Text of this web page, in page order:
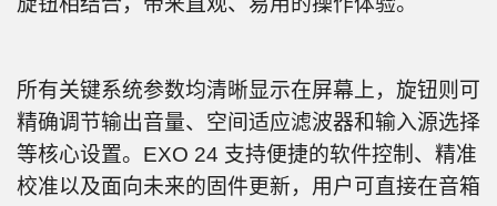
所有关键系统参数均清晰显示在屏幕上，旋钮则可
精确调节输出音量、空间适应滤波器和输入源选择
等核心设置。EXO 24 支持便捷的软件控制、精准
校准以及面向未来的固件更新，用户可直接在音箱